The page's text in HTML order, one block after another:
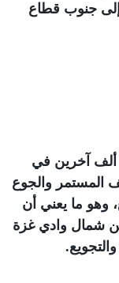
إلى جنوب قطاع
ونبه الأورومتوسطي إلى وجود نحو 200 ألف آخرين في
المستمر والجوع
وهو ما يعني أن
شمال وادي غزة
.